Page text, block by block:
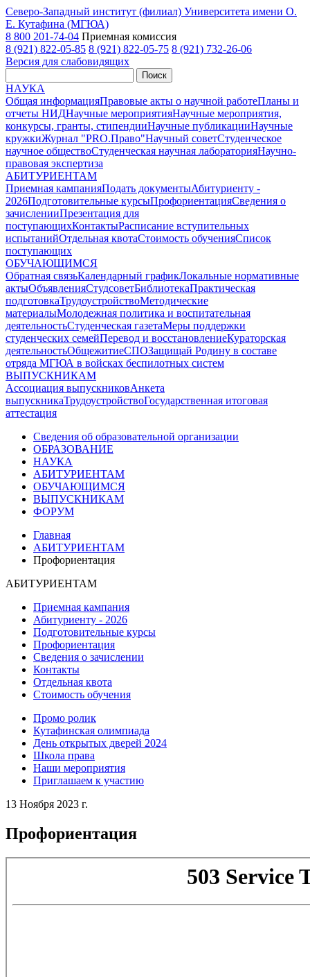
Северо-Западный институт (филиал) Университета имени О.
Е. Кутафина (МГЮА)
8 800 201-74-04 Приемная комиссия
8 (921) 822-05-85 8 (921) 822-05-75 8 (921) 732-26-06
Версия для слабовидящих
Поиск
НАУКА
Общая информацияПравовые акты о научной работеПланы и
отчеты НИДНаучные мероприятияНаучные мероприятия,
конкурсы, гранты, стипендииНаучные публикацииНаучные
кружкиЖурнал "PRO.Право"Научный советСтуденческое
научное обществоСтуденческая научная лабораторияНаучно-
правовая экспертиза
АБИТУРИЕНТАМ
Приемная кампанияПодать документыАбитуриенту -
2026Подготовительные курсыПрофориентацияСведения о
зачисленииПрезентация для
поступающихКонтактыРасписание вступительных
испытанийОтдельная квотаСтоимость обученияCписок
поступающих
ОБУЧАЮЩИМСЯ
Обратная связьКалендарный графикЛокальные нормативные
актыОбъявленияСтудсоветБиблиотекаПрактическая
подготовкаТрудоустройствоМетодические
материалыМолодежная политика и воспитательная
деятельностьСтуденческая газетаМеры поддержки
студенческих семейПеревод и восстановлениеКураторская
деятельностьОбщежитиеСПОЗащищай Родину в составе
отряда МГЮА в войсках беспилотных систем
ВЫПУСКНИКАМ
Ассоциация выпускниковАнкета
выпускникаТрудоустройствоГосударственная итоговая
аттестация
Сведения об образовательной организации
ОБРАЗОВАНИЕ
НАУКА
АБИТУРИЕНТАМ
ОБУЧАЮЩИМСЯ
ВЫПУСКНИКАМ
ФОРУМ
Главная
АБИТУРИЕНТАМ
Профориентация
АБИТУРИЕНТАМ
Приемная кампания
Абитуриенту - 2026
Подготовительные курсы
Профориентация
Сведения о зачислении
Контакты
Отдельная квота
Стоимость обучения
Промо ролик
Кутафинская олимпиада
День открытых дверей 2024
Школа права
Наши мероприятия
Приглашаем к участию
13 Ноября 2023 г.
Профориентация